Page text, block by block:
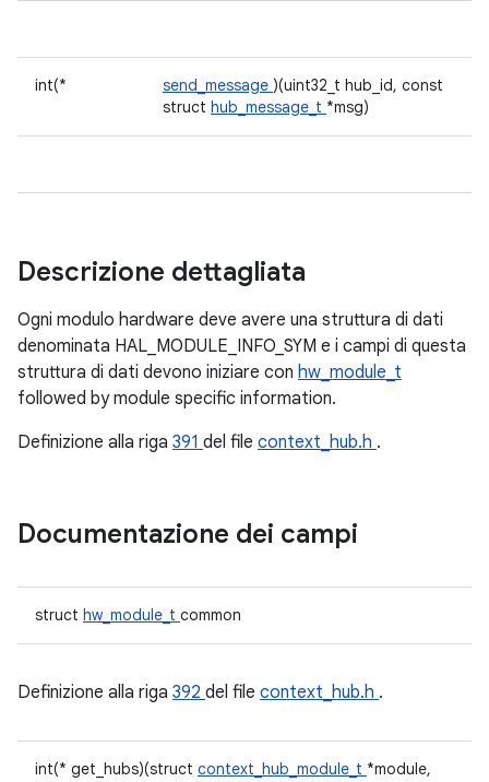
int(* send_message )(uint32_t hub_id, const
struct hub_message_t *msg)
Descrizione dettagliata
Ogni modulo hardware deve avere una struttura di dati
denominata HAL_MODULE_INFO_SYM e i campi di questa
struttura di dati devono iniziare con hw_module_t
followed by module specific information.
Definizione alla riga 391 del file context_hub.h .
Documentazione dei campi
struct hw_module_t common
Definizione alla riga 392 del file context_hub.h .
int(* get_hubs)(struct context_hub_module_t *module,